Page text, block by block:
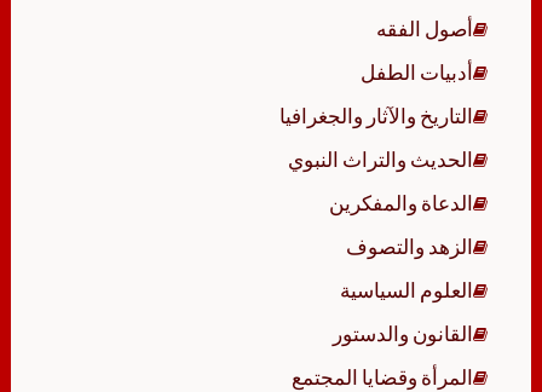
أصول الفقه
أدبيات الطفل
التاريخ والآثار والجغرافيا
الحديث والتراث النبوي
الدعاة والمفكرين
الزهد والتصوف
العلوم السياسية
القانون والدستور
المرأة وقضايا المجتمع